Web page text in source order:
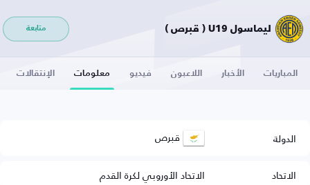
ليماسول U19 ( قبرص ) متابعة
المباريات الأخبار اللاعبون فيديو معلومات الإنتقالات
الدولة قبرص
الاتحاد
الاتحاد الأوروبي لكرة القدم